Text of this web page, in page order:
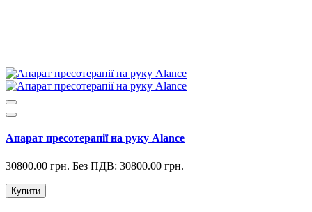
Апарат пресотерапії на руку Alance
30800.00 грн. Без ПДВ: 30800.00 грн.
Купити